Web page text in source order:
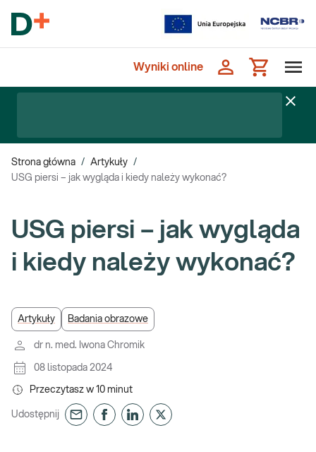
Wyniki online
Strona główna / Artykuły /
USG piersi – jak wygląda i kiedy należy wykonać?
USG piersi – jak wygląda
i kiedy należy wykonać?
Artykuły Badania obrazowe
dr n. med. Iwona Chromik
08 listopada 2024
Przeczytasz w 10 minut
Udostępnij